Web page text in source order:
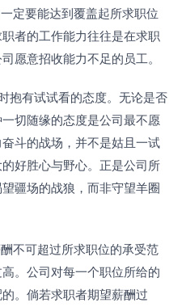
者的工作能力往往是在求职
愿意招收能力不足的员工。
切随缘的态度是公司最不愿
斗的战场，并不是姑且一试
好胜心与野心。正是公司所
疆场的战狼，而非守望羊圈
。公司对每一个职位所给的
。倘若求职者期望薪酬过